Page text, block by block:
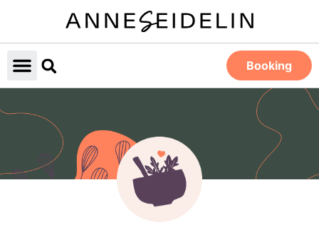
Booking